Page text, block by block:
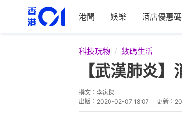
港聞 娛樂 酒店優惠碼
科技玩物 數碼生活
【武漢肺炎
撰文： 李家樑
出版： 2020-02-07 18:07 更新：